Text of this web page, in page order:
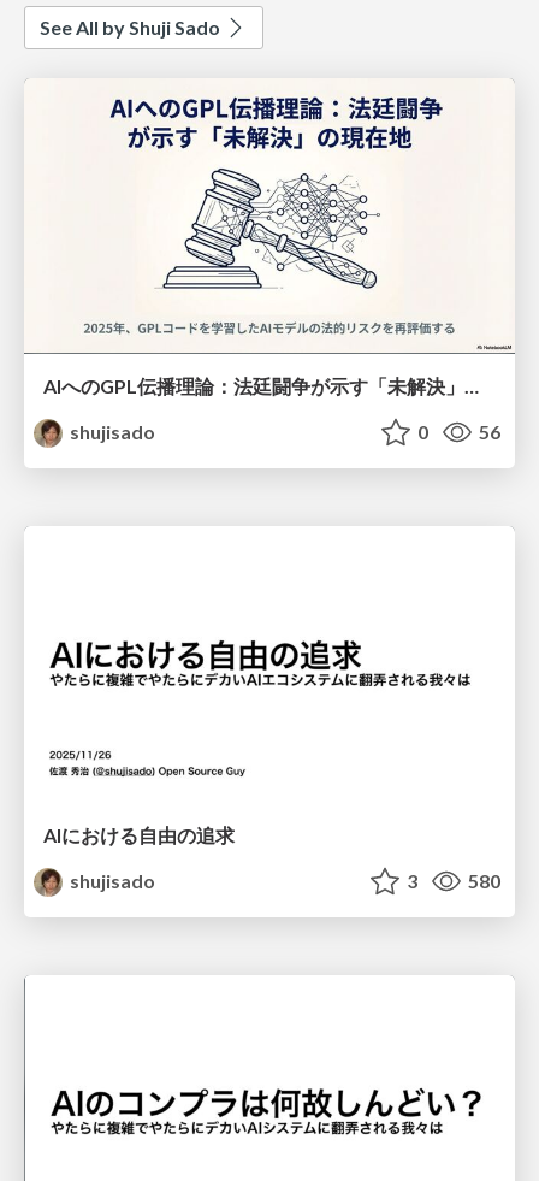
See All by Shuji Sado
AIへのGPL伝播理論：法廷闘争が示す「未解決」の現在地
shujisado
0 56
AIにおける自由の追求
shujisado
3 580